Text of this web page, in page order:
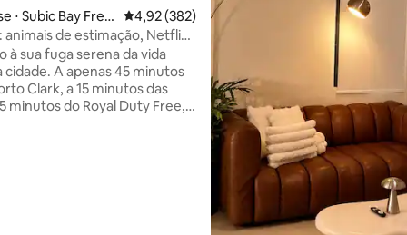
de 5, 102 avaliações
⋅ Subic Bay Free
4,92 de uma avaliação média de 5, 382
4,92 (382)
animais de estimação, Netflix,
banheira!
à sua fuga serena da vida
cidade. A apenas 45 minutos
Clark, a 15 minutos das
minutos do Royal Duty Free,